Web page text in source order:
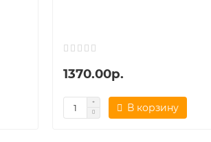
1370.00р.
В корзину